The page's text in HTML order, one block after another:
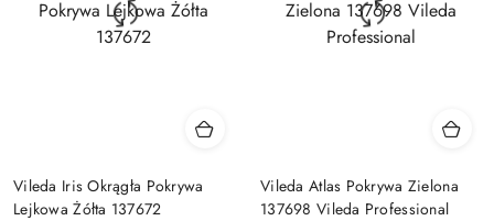
Vileda Iris Okrągła Pokrywa
Lejkowa Żółta 137672
Vileda Atlas Pokrywa Zielona
137698 Vileda Professional